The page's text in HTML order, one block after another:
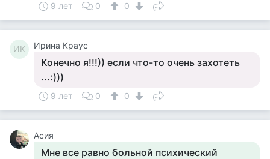
9 лет 0 0
ИК Ирина Краус
Конечно я!!!)) если что-то очень захотеть
...:)))
9 лет 0 0
Асия
Мне все равно больной психический